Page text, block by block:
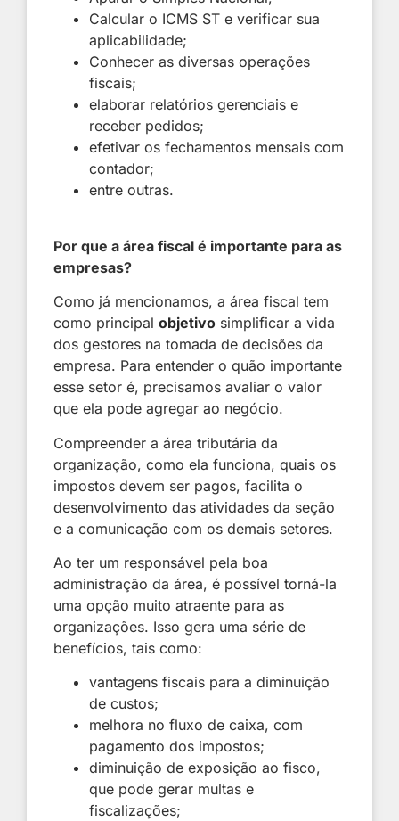
Calcular o ICMS ST e verificar sua
aplicabilidade;
Conhecer as diversas operações
fiscais;
elaborar relatórios gerenciais e
receber pedidos;
efetivar os fechamentos mensais com
contador;
entre outras.
Por que a área fiscal é importante para as
empresas?
Como já mencionamos, a área fiscal tem
como principalobjetivo simplificar a vida
dos gestores na tomada de decisões da
empresa. Para entender o quão importante
esse setor é, precisamos avaliar o valor
que ela pode agregar ao negócio.
Compreender a área tributária da
organização, como ela funciona, quais os
impostos devem ser pagos, facilita o
desenvolvimento das atividades da seção
e a comunicação com os demais setores.
Ao ter um responsável pela boa
administração da área, é possível torná-la
uma opção muito atraente para as
organizações. Isso gera uma série de
benefícios, tais como:
vantagens fiscais para a diminuição
de custos;
melhora no fluxo de caixa, com
pagamento dos impostos;
diminuição de exposição ao fisco,
que pode gerar multas e
fiscalizações;